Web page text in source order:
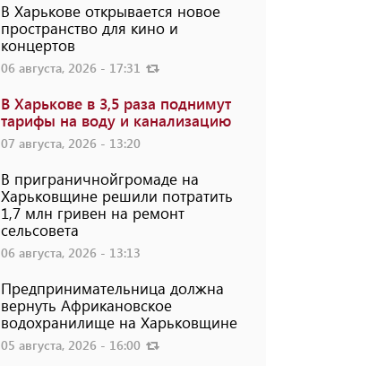
В Харькове открывается новое
пространство для кино и
концертов
06 августа, 2026 - 17:31
В Харькове в 3,5 раза поднимут
тарифы на воду и канализацию
07 августа, 2026 - 13:20
В приграничнойгромаде на
Харьковщине решили потратить
1,7 млн ​​гривен на ремонт
сельсовета
06 августа, 2026 - 13:13
Предпринимательница должна
вернуть Африкановское
водохранилище на Харьковщине
05 августа, 2026 - 16:00